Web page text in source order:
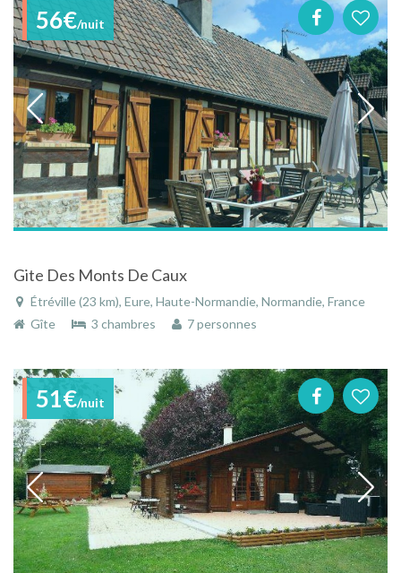
56€/nuit
Gite Des Monts De Caux
Étréville (23 km), Eure, Haute-Normandie, Normandie, France
Gîte
3 chambres 7 personnes
51€/nuit